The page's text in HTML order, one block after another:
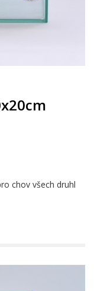
chov všech druhl